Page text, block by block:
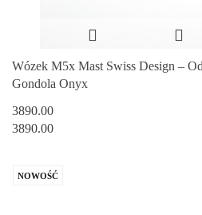
Wózek M5x Mast Swiss Design –
Gondola Onyx
3890.00
3890.00
NOWOŚĆ